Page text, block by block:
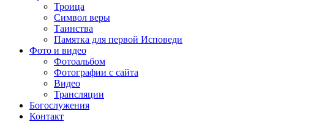
Троица
Символ веры
Таинства
Памятка для первой Исповеди
Фото и видео
Фотоальбом
Фотографии с сайта
Видео
Трансляции
Богослужения
Контакт